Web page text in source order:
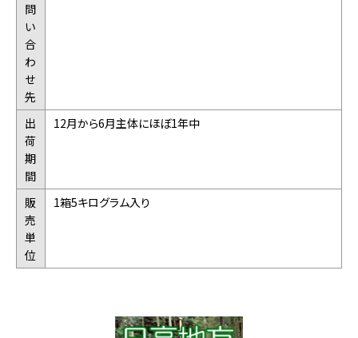
問
い
合
わ
せ
先
出
荷
期
間
12月から6月主体にほぼ1年中
販
売
単
位
1箱5キログラム入り